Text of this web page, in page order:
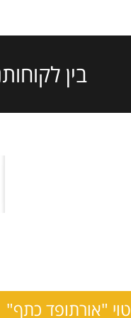
בין
"אורתופד כתף"